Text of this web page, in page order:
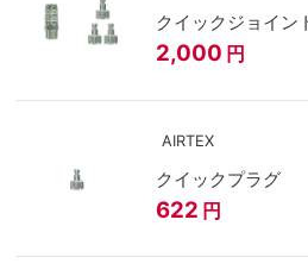
クイックジョイン
2,000 円
AIRTEX
クイックプラグ
622 円